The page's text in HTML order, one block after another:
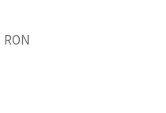
RON